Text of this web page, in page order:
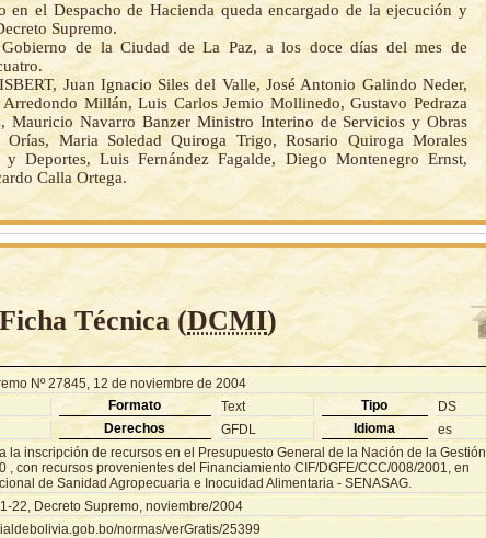
en el Despacho de Hacienda queda encargado de la ejecución y
Supremo.
de la Ciudad de La Paz, a los doce días del mes de
Juan Ignacio Siles del Valle, José Antonio Galindo Neder,
Millán, Luis Carlos Jemio Mollinedo, Gustavo Pedraza
Mauricio Navarro Banzer Ministro Interino de Servicios y Obras
Orías, Maria Soledad Quiroga Trigo, Rosario Quiroga Morales
Deportes, Luis Fernández Fagalde, Diego Montenegro Ernst,
Calla Ortega.
Ficha Técnica (DCMI)
Nº 27845, 12 de noviembre de 2004
Formato Text Tipo
DS
Derechos GFDL Idioma es
la inscripción de recursos en el Presupuesto General de la Nación de la Gestión
, con recursos provenientes del Financiamiento CIF/DGFE/CCC/008/2001, en
de Sanidad Agropecuaria e Inocuidad Alimentaria - SENASAG.
22, Decreto Supremo, noviembre/2004
normas/verGratis/25399